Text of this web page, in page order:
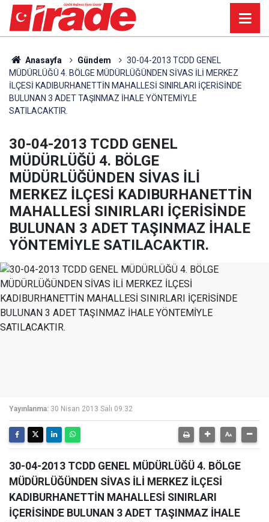
Anasayfa Gündem
30-04-2013 TCDD GENEL
MÜDÜRLÜĞÜ 4. BÖLGE MÜDÜRLÜĞÜNDEN SİVAS İLİ MERKEZ
İLÇESİ KADIBURHANETTİN MAHALLESİ SINIRLARI İÇERİSİNDE
BULUNAN 3 ADET TAŞINMAZ İHALE YÖNTEMİYLE
SATILACAKTIR.
30-04-2013 TCDD GENEL
MÜDÜRLÜĞÜ 4. BÖLGE
MÜDÜRLÜĞÜNDEN SİVAS İLİ
MERKEZ İLÇESİ KADIBURHANETTİN
MAHALLESİ SINIRLARI İÇERİSİNDE
BULUNAN 3 ADET TAŞINMAZ İHALE
YÖNTEMİYLE SATILACAKTIR.
Yayınlanma: 30 Nisan 2013 Salı 09:32
30-04-2013 TCDD GENEL MÜDÜRLÜĞÜ 4. BÖLGE
MÜDÜRLÜĞÜNDEN SİVAS İLİ MERKEZ İLÇESİ
KADIBURHANETTİN MAHALLESİ SINIRLARI
İÇERİSİNDE BULUNAN 3 ADET TAŞINMAZ İHALE